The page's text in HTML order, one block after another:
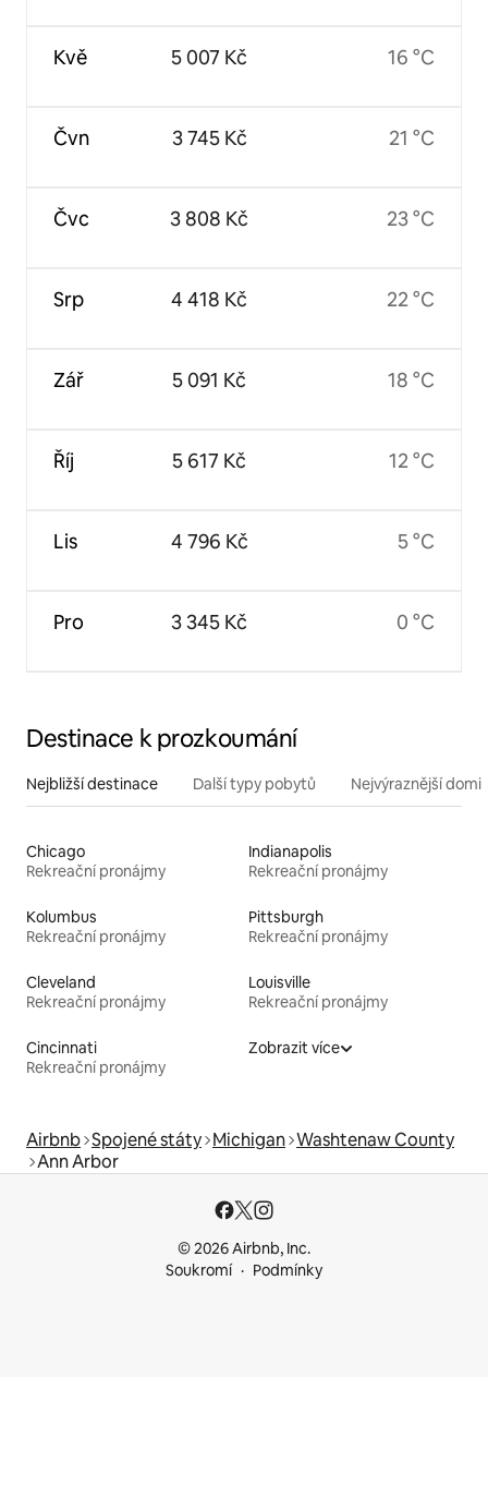
Kvě
Čvn
Čvc
Srp
Zář
Říj
Lis
Pro
5 007 Kč
3 745 Kč
3 808 Kč
4 418 Kč
5 091 Kč
5 617 Kč
4 796 Kč
3 345 Kč
16 °C
21 °C
23 °C
22 °C
18 °C
12 °C
5 °C
0 °C
Destinace k prozkoumání
Nejbližší destinace Další typy pobytů Nejvýraznější
Chicago
Rekreační pronájmy
Indianapolis
Rekreační pronájmy
Kolumbus
Rekreační pronájmy
Pittsburgh
Rekreační pronájmy
Cleveland
Rekreační pronájmy
Louisville
Rekreační pronájmy
Cincinnati
Rekreační pronájmy
Zobrazit více
Airbnb Spojené státy Michigan Washtenaw County
Ann Arbor
© 2026 Airbnb, Inc.
Soukromí
Podmínky